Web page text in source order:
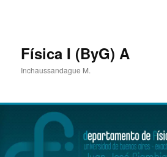
Física I (ByG) A
Inchaussandague M.